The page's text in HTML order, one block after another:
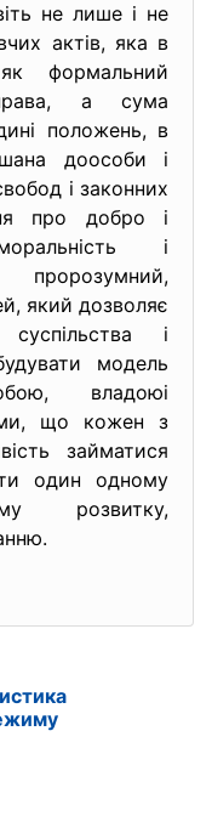
не лише і не
актів, яка в
формальний
а сума
положень, в
доособи і
і законних
про добро і
і
який дозволяє
суспільства і
модель
владоюі
що кожен з
займатися
один одному
розвитку,